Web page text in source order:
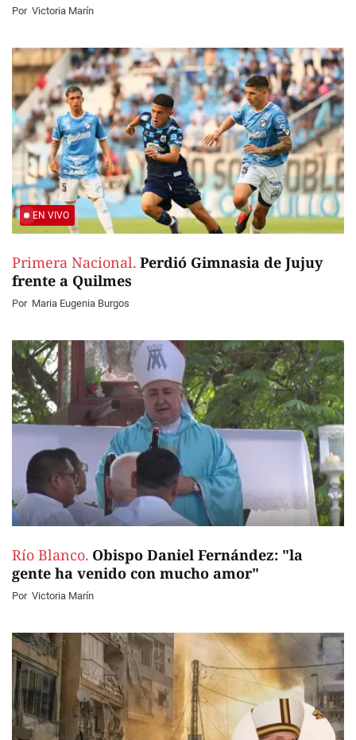
Por Victoria Marín
EN VIVO
Primera Nacional. Perdió Gimnasia de Jujuy
frente a Quilmes
Por Maria Eugenia Burgos
Río Blanco. Obispo Daniel Fernández: "la
gente ha venido con mucho amor"
Por Victoria Marín